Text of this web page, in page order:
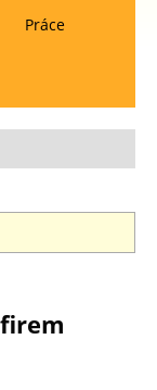
Práce